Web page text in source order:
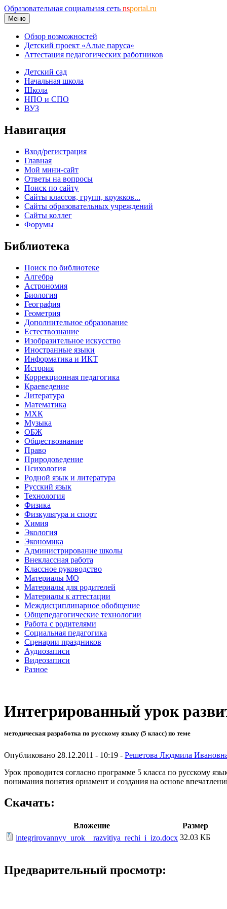
Образовательная социальная сеть nsportal.ru
Меню
Обзор возможностей
Детский проект «Алые паруса»
Аттестация педагогических работников
Детский сад
Начальная школа
Школа
НПО и СПО
ВУЗ
Навигация
Вход/регистрация
Главная
Мой мини-сайт
Ответы на вопросы
Поиск по сайту
Сайты классов, групп, кружков...
Сайты образовательных учреждений
Сайты коллег
Форумы
Библиотека
Поиск по библиотеке
Алгебра
Астрономия
Биология
География
Геометрия
Дополнительное образование
Естествознание
Изобразительное искусство
Иностранные языки
Информатика и ИКТ
История
Коррекционная педагогика
Краеведение
Литература
Математика
МХК
Музыка
ОБЖ
Обществознание
Право
Природоведение
Психология
Родной язык и литература
Русский язык
Технология
Физика
Физкультура и спорт
Химия
Экология
Экономика
Администрирование школы
Внеклассная работа
Классное руководство
Материалы МО
Материалы для родителей
Материалы к аттестации
Междисциплинарное обобщение
Общепедагогические технологии
Работа с родителями
Социальная педагогика
Сценарии праздников
Аудиозаписи
Видеозаписи
Разное
Интегрированный урок
методическая разработка по русскому языку (5 класс) по теме
Опубликовано 28.12.2011 - 10:19 - Решетова Людмила
Урок проводится согласно программе 5 класса по русскому
понимания понятия орнамент и создания на основе
Скачать:
Вложение
Размер
integrirovannyy_urok__razvitiya_rechi_i_izo.docx 32.03 КБ
Предварительный просмотр: